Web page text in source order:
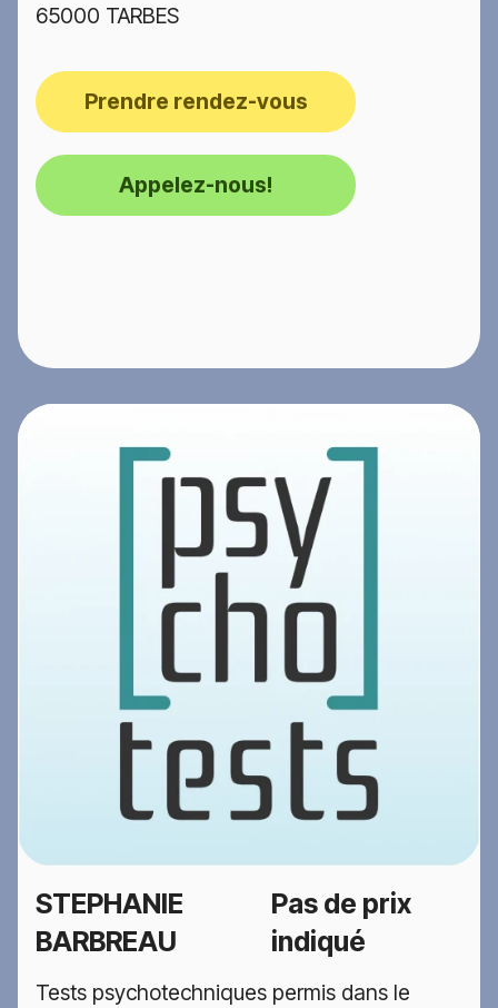
65000 TARBES
Prendre rendez-vous
Appelez-nous!
STEPHANIE
BARBREAU
Pas de prix
indiqué
Tests psychotechniques permis dans le